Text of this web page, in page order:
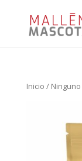
Inicio / Ninguno